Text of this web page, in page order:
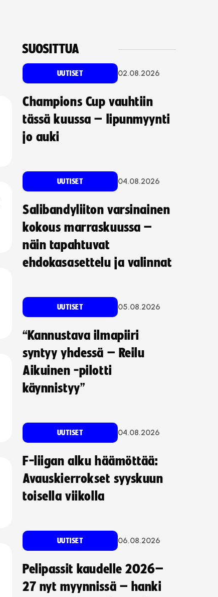
SUOSITTUA
UUTISET 02.08.2026
Champions Cup vauhtiin
tässä kuussa – lipunmyynti
jo auki
UUTISET 04.08.2026
Salibandyliiton varsinainen
kokous marraskuussa –
näin tapahtuvat
ehdokasasettelu ja valinnat
UUTISET 05.08.2026
“Kannustava ilmapiiri
syntyy yhdessä – Reilu
Aikuinen -pilotti
käynnistyy”
UUTISET 04.08.2026
F-liigan alku häämöttää:
Avauskierrokset syyskuun
toisella viikolla
UUTISET 06.08.2026
Pelipassit kaudelle 2026–
27 nyt myynnissä – hanki